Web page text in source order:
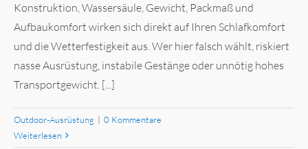
Konstruktion, Wassersäule, Gewicht, Packmaß und
Aufbaukomfort wirken sich direkt auf Ihren Schlafkomfort
und die Wetterfestigkeit aus. Wer hier falsch wählt, riskiert
nasse Ausrüstung, instabile Gestänge oder unnötig hohes
Transportgewicht. [...]
Outdoor-Ausrüstung | 0 Kommentare
Weiterlesen